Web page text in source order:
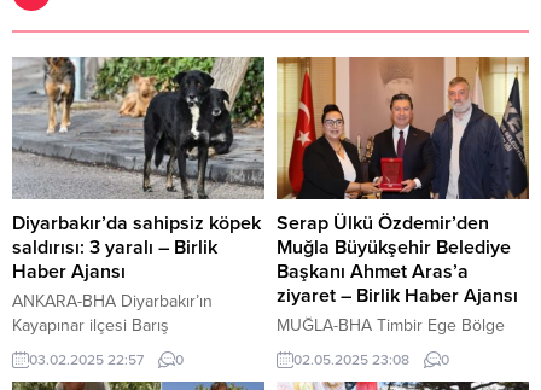
Diyarbakır’da sahipsiz köpek
saldırısı: 3 yaralı – Birlik
Haber Ajansı
ANKARA-BHA Diyarbakır’ın
Kayapınar ilçesi Barış
Mahallesi’nde bir sitenin
bahçesine giren sahipsiz köpek,
03.02.2025 22:57 0
Serap Ülkü Özdemir’den
Muğla Büyükşehir Belediye
Başkanı Ahmet Aras’a
ziyaret – Birlik Haber Ajansı
MUĞLA-BHA Timbir Ege Bölge
Başkanı ve Dijital Medya ve
Yayıncılar Derneği Başkanı Serap
02.05.2025 23:08 0